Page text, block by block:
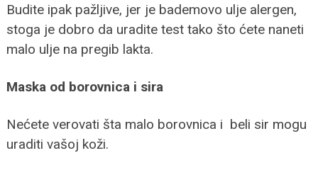
Budite ipak pažljive, jer je bademovo ulje alergen,
stoga je dobro da uradite test tako što ćete naneti
malo ulje na pregib lakta.
Maska od borovnica i sira
Nećete verovati šta malo borovnica i beli sir mogu
uraditi vašoj koži.